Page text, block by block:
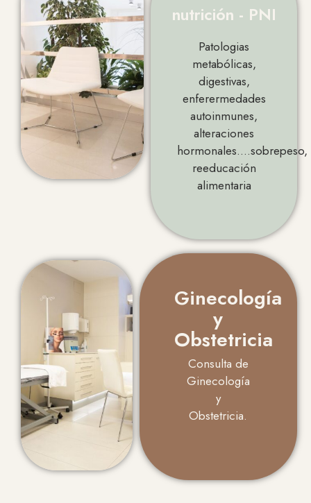
nutrición - PNI
Patologias
metabólicas,
digestivas,
enferermedades
autoinmunes,
alteraciones
hormonales….sobrepeso,
reeducación
alimentaria
Ginecología
y
Obstetricia
Consulta de
Ginecología
y
Obstetricia.